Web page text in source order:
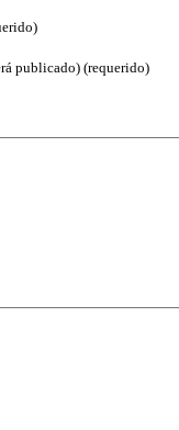
publicado) (requerido)